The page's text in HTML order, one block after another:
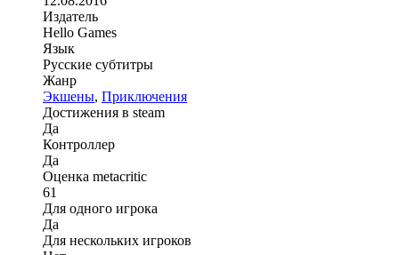
Издатель
Hello Games
Язык
Русские субтитры
Жанр
Экшены, Приключения
Достижения в steam
Да
Контроллер
Да
Оценка metacritic
61
Для одного игрока
Да
Для нескольких игроков